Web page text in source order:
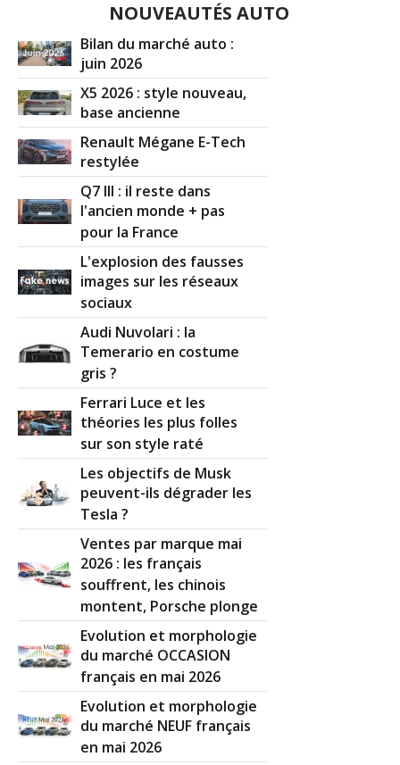
NOUVEAUTÉS AUTO
Bilan du marché auto :
juin 2026
X5 2026 : style nouveau,
base ancienne
Renault Mégane E-Tech
restylée
Q7 III : il reste dans
l'ancien monde + pas
pour la France
L'explosion des fausses
images sur les réseaux
sociaux
Audi Nuvolari : la
Temerario en costume
gris ?
Ferrari Luce et les
théories les plus folles
sur son style raté
Les objectifs de Musk
peuvent-ils dégrader les
Tesla ?
Ventes par marque mai
2026 : les français
souffrent, les chinois
montent, Porsche plonge
Evolution et morphologie
du marché OCCASION
français en mai 2026
Evolution et morphologie
du marché NEUF français
en mai 2026